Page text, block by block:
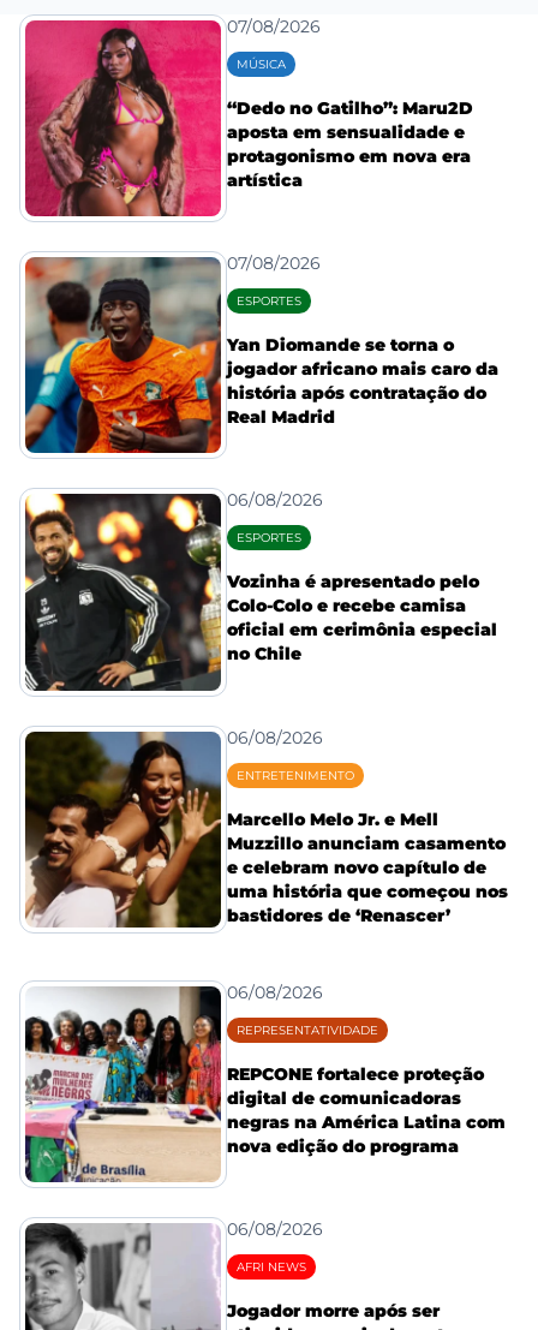
07/08/2026
MÚSICA
“Dedo no Gatilho”: Maru2D
aposta em sensualidade e
protagonismo em nova era
artística
07/08/2026
ESPORTES
Yan Diomande se torna o
jogador africano mais caro da
história após contratação do
Real Madrid
06/08/2026
ESPORTES
Vozinha é apresentado pelo
Colo-Colo e recebe camisa
oficial em cerimônia especial
no Chile
06/08/2026
ENTRETENIMENTO
Marcello Melo Jr. e Mell
Muzzillo anunciam casamento
e celebram novo capítulo de
uma história que começou nos
bastidores de ‘Renascer’
06/08/2026
REPRESENTATIVIDADE
REPCONE fortalece proteção
digital de comunicadoras
negras na América Latina com
nova edição do programa
06/08/2026
AFRI NEWS
Jogador morre após ser